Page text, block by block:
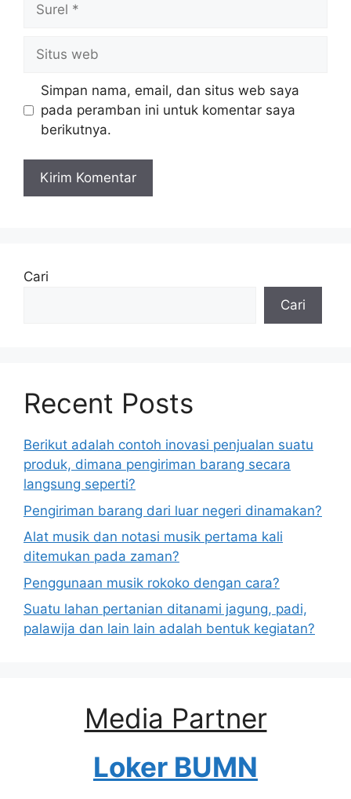
web
Simpan nama, email, dan situs web saya
pada peramban ini untuk komentar saya
berikutnya.
Cari
Cari
Recent Posts
Berikut adalah contoh inovasi penjualan suatu
produk, dimana pengiriman barang secara
langsung seperti?
Pengiriman barang dari luar negeri dinamakan?
Alat musik dan notasi musik pertama kali
ditemukan pada zaman?
Penggunaan musik rokoko dengan cara?
Suatu lahan pertanian ditanami jagung, padi,
palawija dan lain lain adalah bentuk kegiatan?
Media Partner
Loker BUMN